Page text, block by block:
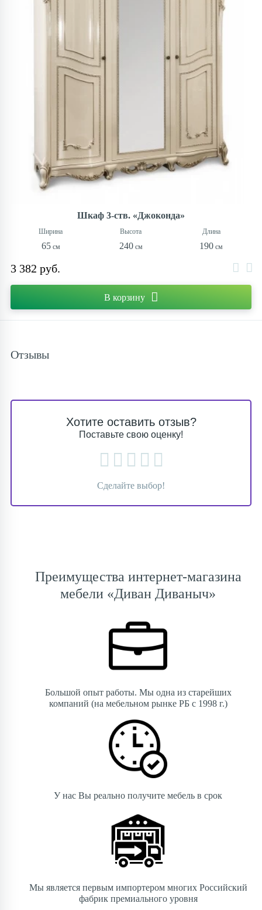
Шкаф 3-ств. «Джоконда»
65 240 190
3 382 руб.
В корзину
Отзывы
Хотите оставить отзыв?
Поставьте свою оценку!
Сделайте выбор!
Преимущества интернет-магазина
мебели «Диван Диваныч»
Большой опыт работы. Мы одна из старейших
компаний (на мебельном рынке РБ с 1998 г.)
У нас Вы реально получите мебель в срок
Мы является первым импортером многих Российский
фабрик премиального уровня